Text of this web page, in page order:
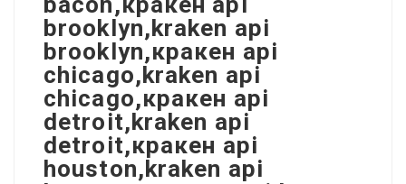
brooklyn,kraken api
brooklyn,кракен api
chicago,kraken api
chicago,кракен api
detroit,kraken api
detroit,кракен api
houston,kraken api